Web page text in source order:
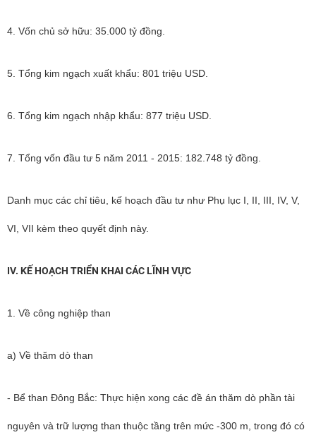
4. Vốn chủ sở hữu: 35.000 tỷ đồng.
5. Tổng kim ngạch xuất khẩu: 801 triệu USD.
6. Tổng kim ngạch nhập khẩu: 877 triệu USD.
7. Tổng vốn đầu tư 5 năm 2011 - 2015: 182.748 tỷ đồng.
Danh mục các chỉ tiêu, kế hoạch đầu tư như Phụ lục I, II, III, IV, V,
VI, VII kèm theo quyết định này.
IV. KẾ HOẠCH TRIỂN KHAI CÁC LĨNH VỰC
1. Về công nghiệp than
a) Về thăm dò than
- Bể than Đông Bắc: Thực hiện xong các đề án thăm dò phần tài
nguyên và trữ lượng than thuộc tầng trên mức -300 m, trong đó có